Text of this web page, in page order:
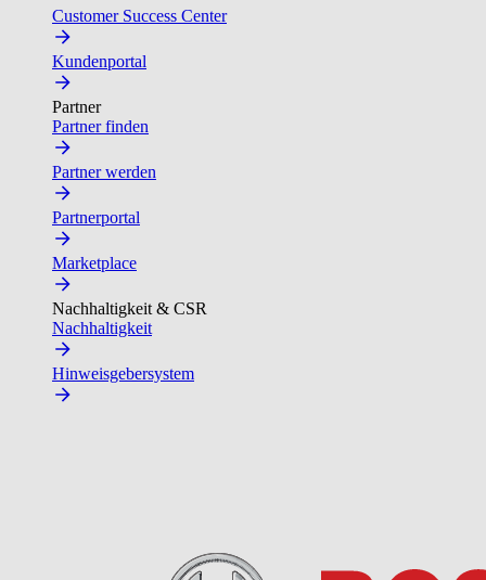
Customer Success Center
Kundenportal
Partner
Partner finden
Partner werden
Partnerportal
Marketplace
Nachhaltigkeit & CSR
Nachhaltigkeit
Hinweisgebersystem